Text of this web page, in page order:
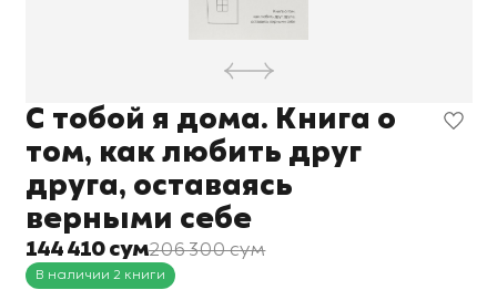
С тобой я дома. Книга о
том, как любить друг
друга, оставаясь
верными себе
144 410 сум206 300 сум
В наличии 2 книги